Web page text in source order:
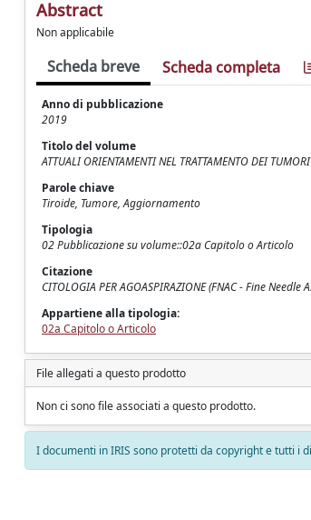
Abstract
Non applicabile
Scheda breve Scheda completa
Anno di pubblicazione
2019
Titolo del volume
ATTUALI ORIENTAMENTI NEL TRATTAMENTO DEI
Parole chiave
Tiroide, Tumore, Aggiornamento
Tipologia
02 Pubblicazione su volume::02a Capitolo o Articolo
Citazione
CITOLOGIA PER AGOASPIRAZIONE (FNAC - Fine
Appartiene alla tipologia:
02a Capitolo o Articolo
File allegati a questo prodotto
Non ci sono file associati a questo prodotto.
I documenti in IRIS sono protetti da copyright e tutti i